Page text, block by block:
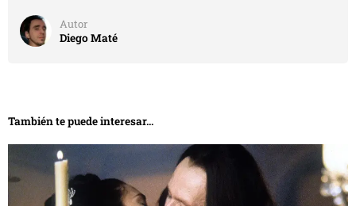
Autor
Diego Maté
También te puede interesar...